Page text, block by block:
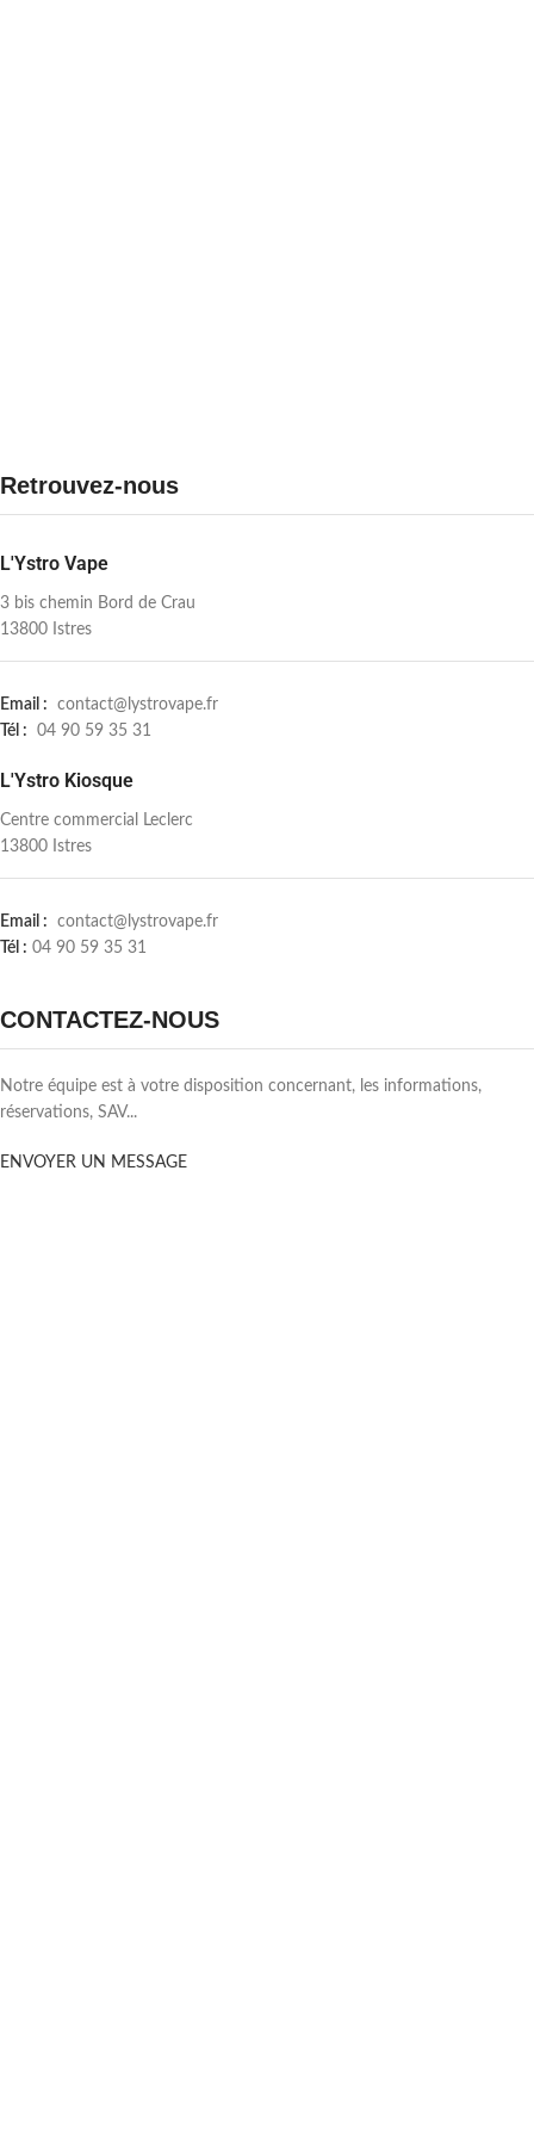
Retrouvez-nous
L'Ystro Vape
3 bis chemin Bord de Crau
13800 Istres
Email : contact@lystrovape.fr
Tél : 04 90 59 35 31
L'Ystro Kiosque
Centre commercial Leclerc
13800 Istres
Email : contact@lystrovape.fr
Tél : 04 90 59 35 31
CONTACTEZ-NOUS
Notre équipe est à votre disposition concernant, les informations,
réservations, SAV...
ENVOYER UN MESSAGE